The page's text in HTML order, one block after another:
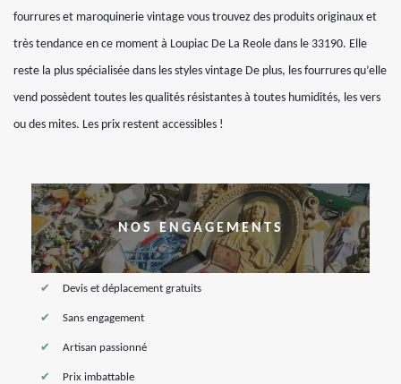
fourrures et maroquinerie vintage vous trouvez des produits originaux et
très tendance en ce moment à Loupiac De La Reole dans le 33190. Elle
reste la plus spécialisée dans les styles vintage De plus, les fourrures qu’elle
vend possèdent toutes les qualités résistantes à toutes humidités, les vers
ou des mites. Les prix restent accessibles !
NOS ENGAGEMENTS
Devis et déplacement gratuits
Sans engagement
Artisan passionné
Prix imbattable